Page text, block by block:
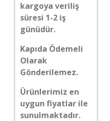
kargoya veriliş
süresi 1-2 iş
günüdür.
Kapıda Ödemeli
Olarak
Gönderilemez.
Ürünlerimiz en
uygun fiyatlar ile
sunulmaktadır.